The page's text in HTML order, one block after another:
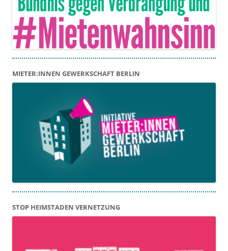
MIETER:INNEN GEWERKSCHAFT BERLIN
STOP HEIMSTADEN VERNETZUNG